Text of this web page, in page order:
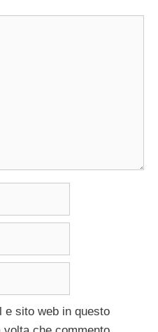
e sito web in questo